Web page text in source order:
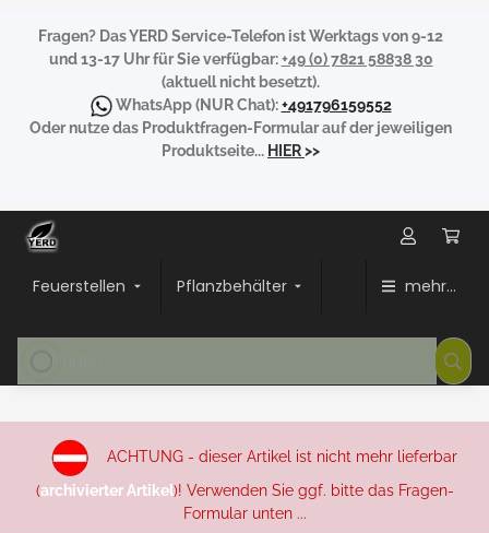
Fragen? Das YERD Service-Telefon ist Werktags von 9-12
und 13-17 Uhr für Sie verfügbar:+49 (0) 7821 58838 30
(aktuell nicht besetzt).
WhatsApp(NUR Chat):+491796159552
Oder nutze das Produktfragen-Formular auf der jeweiligen
Produktseite... HIER>>
Feuerstellen Pflanzbehälter mehr...
ACHTUNG - dieser Artikel ist nicht mehr lieferbar
(archivierter Artikel)! Verwenden Sie ggf. bitte das Fragen-
Formular unten ...